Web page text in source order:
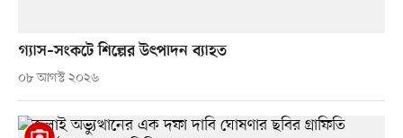
গ্যাস–সংকটে শিল্পের উৎপাদন ব্যাহত
০৮ আগস্ট ২০২৬